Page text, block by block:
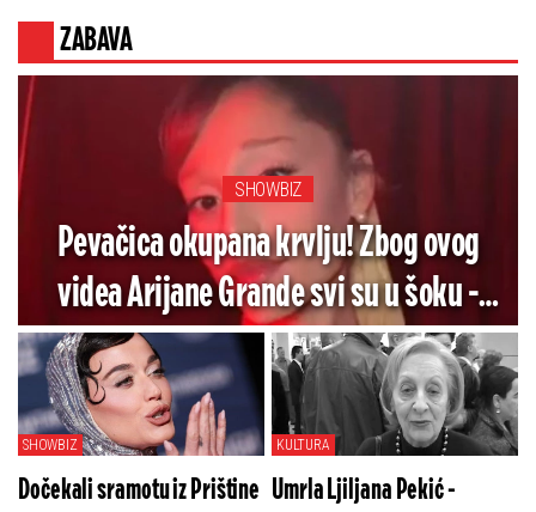
ZABAVA
SHOWBIZ
Pevačica okupana krvlju! Zbog ovog
videa Arijane Grande svi su u šoku -
Pogledajte koliko je jezivo (VIDEO)
SHOWBIZ
Dočekali sramotu iz Prištine
KULTURA
Umrla Ljiljana Pekić -